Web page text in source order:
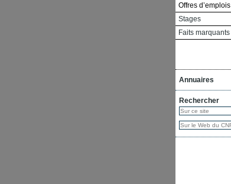
Offres d’emplois
Stages
Faits marquants
Annuaires
Rechercher